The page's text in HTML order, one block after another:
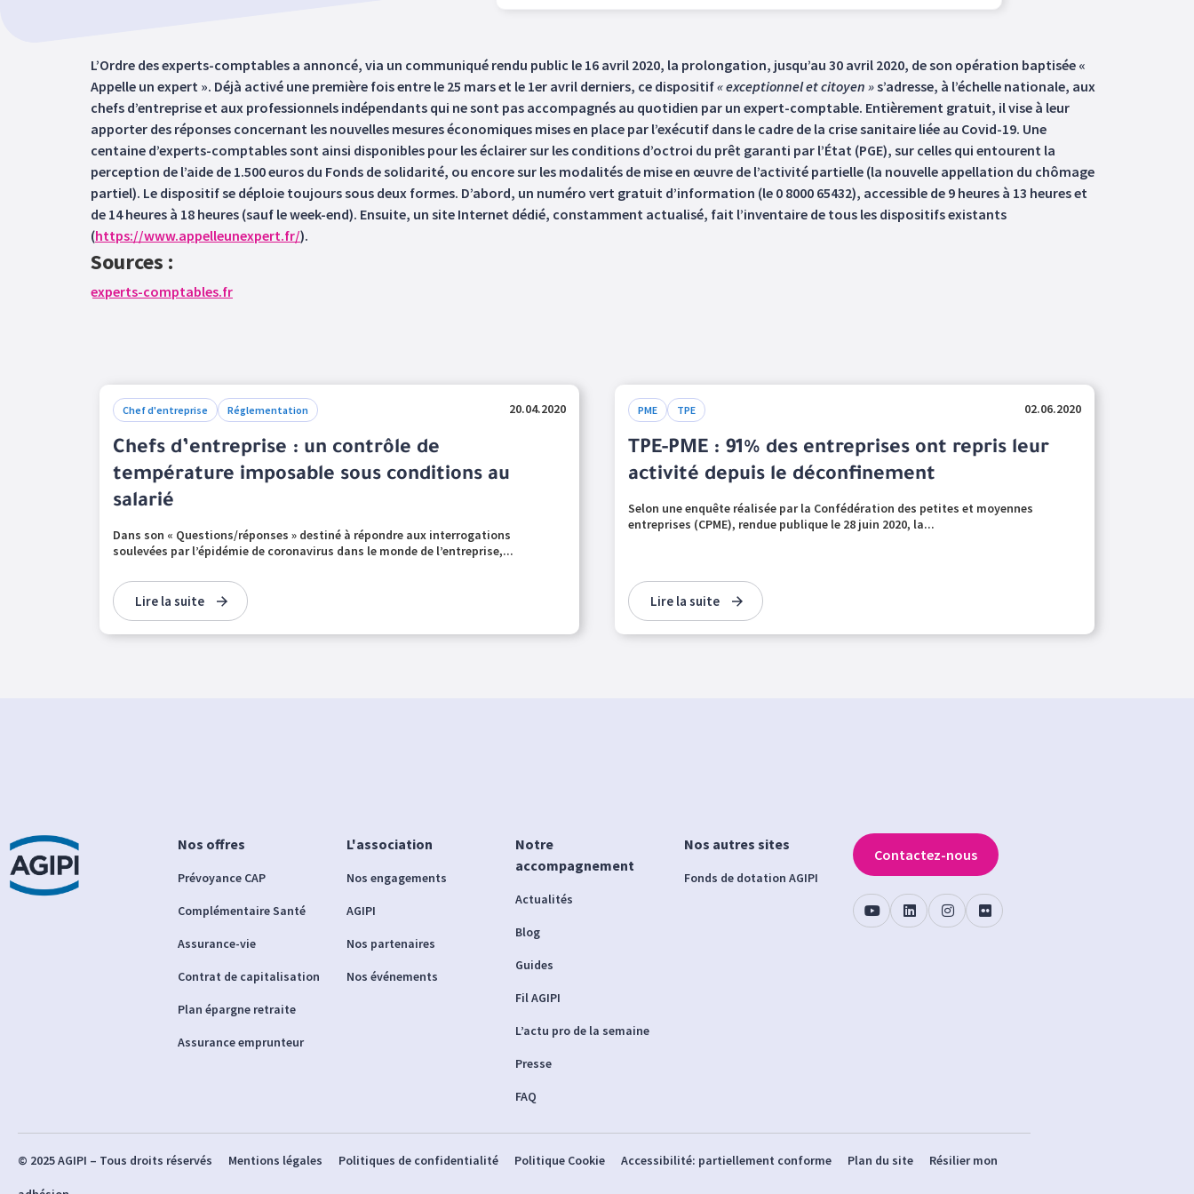
L’Ordre des experts-comptables a annoncé, via un communiqué rendu public le 16 avril 2020, la prolongation, jusqu’au 30 avril 2020, de son opération baptisée «
Appelle un expert ». Déjà activé une première fois entre le 25 mars et le 1er avril derniers, ce dispositif« exceptionnel et citoyen »s’adresse, à l’échelle nationale, aux
chefs d’entreprise et aux professionnels indépendants qui ne sont pas accompagnés au quotidien par un expert-comptable. Entièrement gratuit, il vise à leur
apporter des réponses concernant les nouvelles mesures économiques mises en place par l’exécutif dans le cadre de la crise sanitaire liée au Covid-19. Une
centaine d’experts-comptables sont ainsi disponibles pour les éclairer sur les conditions d’octroi du prêt garanti par l’État (PGE), sur celles qui entourent la
perception de l’aide de 1.500 euros du Fonds de solidarité, ou encore sur les modalités de mise en œuvre de l’activité partielle (la nouvelle appellation du chômage
partiel). Le dispositif se déploie toujours sous deux formes. D’abord, un numéro vert gratuit d’information (le 0 8000 65432), accessible de 9 heures à 13 heures et
de 14 heures à 18 heures (sauf le week-end). Ensuite, un site Internet dédié, constamment actualisé, fait l’inventaire de tous les dispositifs existants
(https://www.appelleunexpert.fr/).
Sources :
experts-comptables.fr
Chef d'entreprise Réglementation 20.04.2020
Chefs d’entreprise : un contrôle de
température imposable sous conditions au
salarié
Dans son « Questions/réponses » destiné à répondre aux interrogations
soulevées par l’épidémie de coronavirus dans le monde de l’entreprise,...
Lire la suite
PME TPE 02.06.2020
TPE-PME : 91% des entreprises ont repris leur
activité depuis le déconfinement
Selon une enquête réalisée par la Confédération des petites et moyennes
entreprises (CPME), rendue publique le 28 juin 2020, la...
Lire la suite
Nos offres
Prévoyance CAP
Complémentaire Santé
Assurance-vie
Contrat de capitalisation
Plan épargne retraite
Assurance emprunteur
L'association
Nos engagements
AGIPI
Nos partenaires
Nos événements
Notre
accompagnement
Actualités
Blog
Guides
Fil AGIPI
L’actu pro de la semaine
Presse
FAQ
Nos autres sites
Fonds de dotation AGIPI
Contactez-nous
© 2025 AGIPI – Tous droits réservés Mentions légales Politiques de confidentialité Politique Cookie Accessibilité: partiellement conforme Plan du site Résilier mon